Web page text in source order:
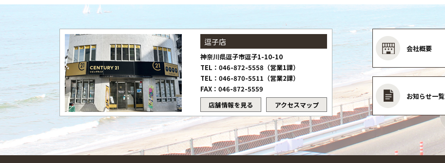
逗子店
神奈川県逗子市逗子1-10-10
TEL：046-872-5558（営業1課）
TEL：046-870-5511（営業2課）
FAX：046-872-5559
店舗情報を見る
アクセスマップ
会社概要
お知らせ一覧